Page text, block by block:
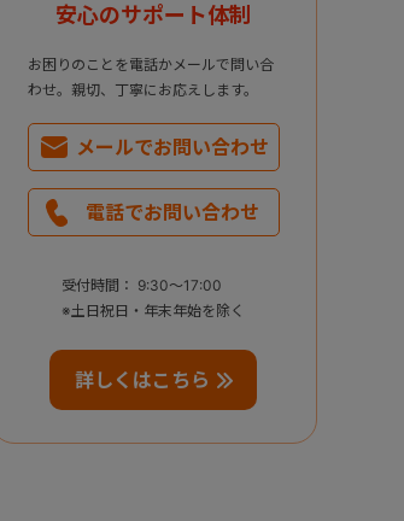
安心のサポート体制
お困りのことを電話かメールで問い合
わせ。親切、丁寧にお応えします。
メールでお問い合わせ
電話でお問い合わせ
受付時間： 9:30～17:00
※土日祝日・年末年始を除く
詳しくはこちら